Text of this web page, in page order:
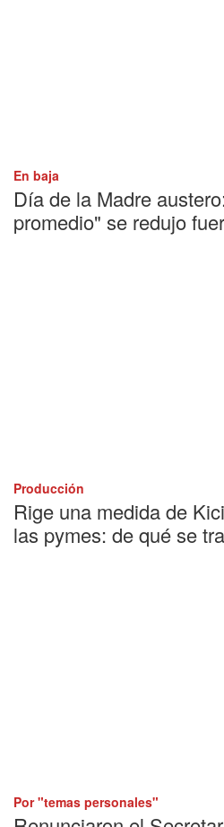
En baja
Día de la Madre
promedio" se redujo
Producción
Rige una medida de
las pymes: de qué se
Por "temas personales"